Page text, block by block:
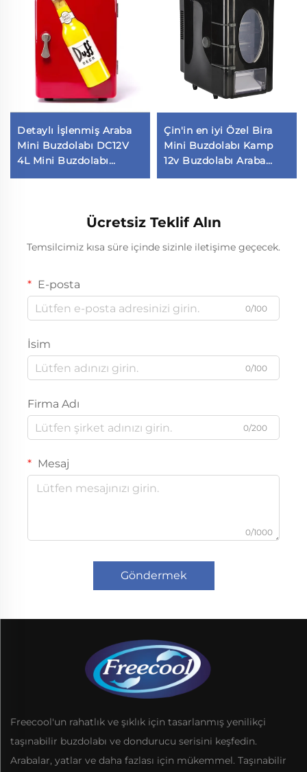
Detaylı İşlenmiş Araba
Mini Buzdolabı DC12V
4L Mini Buzdolabı
Stokta
Çin'in en iyi Özel Bira
Mini Buzdolabı Kamp
12v Buzdolabı Araba
Buzdolabı şirketi
Ücretsiz Teklif Alın
Temsilcimiz kısa süre içinde sizinle iletişime geçecek.
E-posta
0/100
İsim
0/100
Firma Adı
0/200
Mesaj
0/1000
Göndermek
Freecool'un rahatlık ve şıklık için tasarlanmış yenilikçi
taşınabilir buzdolabı ve dondurucu serisini keşfedin.
Arabalar, yatlar ve daha fazlası için mükemmel. Taşınabilir